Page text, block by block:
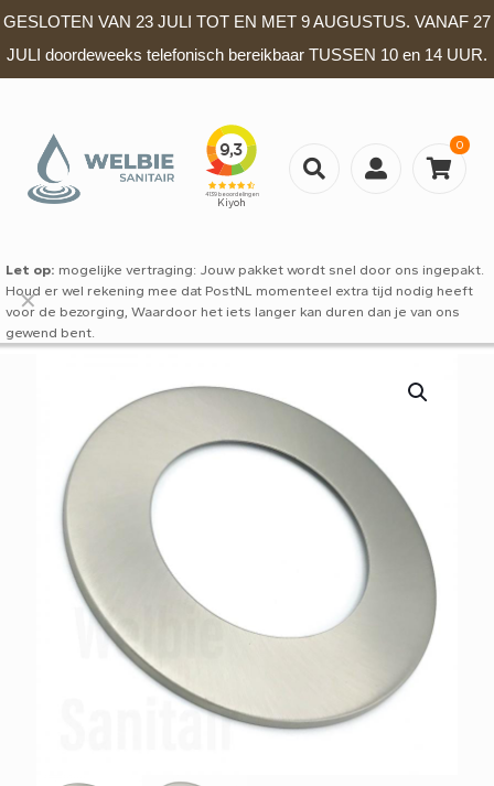
GESLOTEN VAN 23 JULI TOT EN MET 9 AUGUSTUS. VANAF 27
JULI doordeweeks telefonisch bereikbaar TUSSEN 10 en 14 UUR.
0
Let op: mogelijke vertraging: Jouw pakket wordt snel door ons ingepakt.
Houd er wel rekening mee dat PostNL momenteel extra tijd nodig heeft
voor de bezorging, Waardoor het iets langer kan duren dan je van ons
gewend bent.
✕